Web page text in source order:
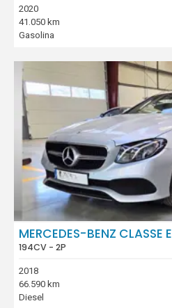
2020
41.050 km
Gasolina
MERCEDES-BENZ CLASSE E
194CV - 2P
2018
66.590 km
Diesel